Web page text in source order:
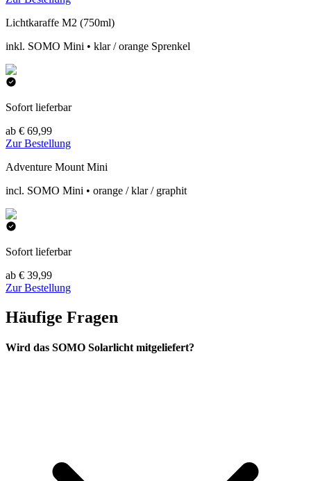
Lichtkaraffe M2 (750ml)
inkl. SOMO Mini • klar / orange Sprenkel
Sofort lieferbar
ab € 69,99
Zur Bestellung
Adventure Mount Mini
incl. SOMO Mini • orange / klar / graphit
Sofort lieferbar
ab € 39,99
Zur Bestellung
Häufige Fragen
Wird das SOMO Solarlicht mitgeliefert?